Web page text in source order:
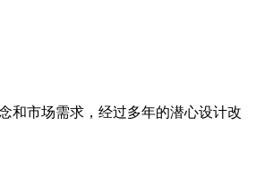
和市场需求，经过多年的潜心设计改